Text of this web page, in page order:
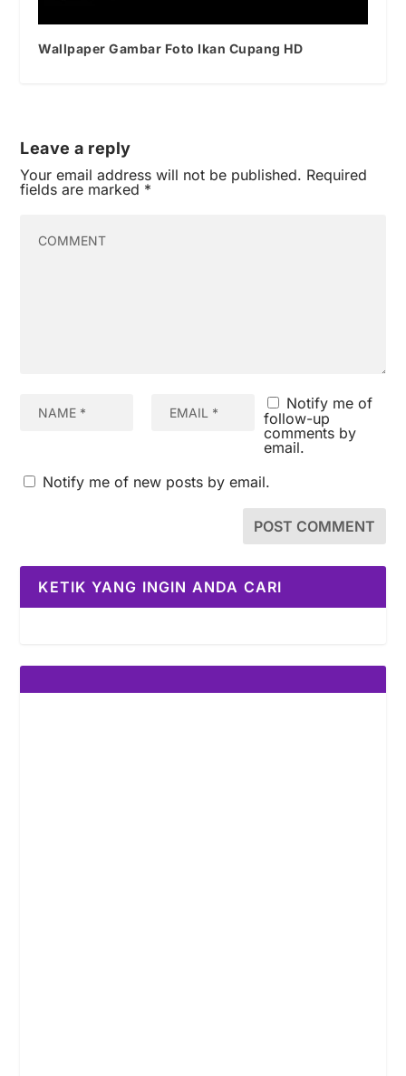
Wallpaper Gambar Foto Ikan Cupang HD
Leave a reply
Your email address will not be published. Required
fields are marked *
Notify me of
follow-up
comments by
email.
Notify me of new posts by email.
KETIK YANG INGIN ANDA CARI